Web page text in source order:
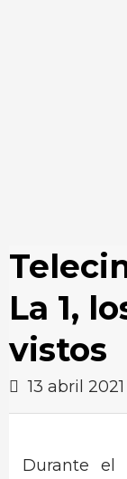
La 1,
vistos
13 abril 2021
Durante el